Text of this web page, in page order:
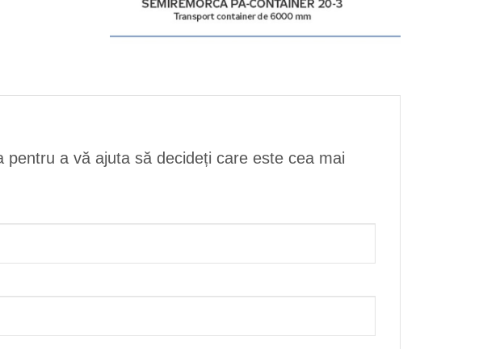
a vă ajuta să decideți care este cea mai